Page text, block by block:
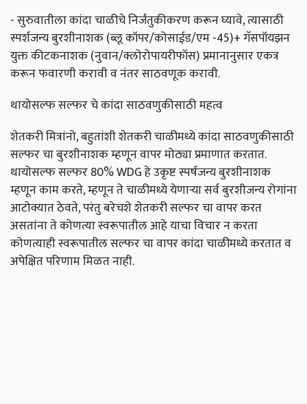
- सुरुवातीला कांदा चाळीचे निर्जंतुकीकरण करून घ्यावे, त्यासाठी
स्पर्शजन्य बुरशीनाशक (ब्लू कॉपर/कोसाईड/एम -45)+ गॅसपॉयझन
युक्त कीटकनाशक (नुवान/क्लोरोपायरीफॉस) प्रमानानुसार एकत्र
करून फवारणी करावी व नंतर साठवणूक करावी.
थायोसल्फ सल्फर चे कांदा साठवणुकीसाठी महत्व
शेतकरी मित्रांनो, बहुतांशी शेतकरी चाळीमध्ये कांदा साठवणुकीसाठी
सल्फर चा बुरशीनाशक म्हणून वापर मोठ्या प्रमाणात करतात.
थायोसल्फ सल्फर 80% WDG हे उकृष्ट स्पर्षजन्य बुरशीनाशक
म्हणून काम करते, म्हणून ते चाळीमध्ये येणाऱ्या सर्व बुरशीजन्य रोगांना
आटोक्यात ठेवते, परंतु बरेचशे शेतकरी सल्फर चा वापर करत
असतांना ते कोणत्या स्वरूपातील आहे याचा विचार न करता
कोणत्याही स्वरूपातील सल्फर चा वापर कांदा चाळीमध्ये करतात व
अपेक्षित परिणाम मिळत नाही.